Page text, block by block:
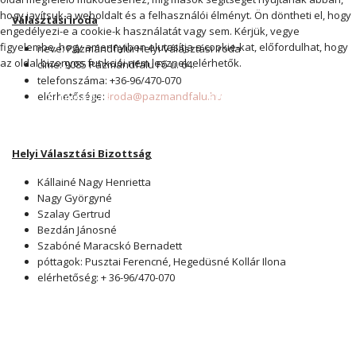
Választási iroda
neve: Pázmándfalui Helyi Választási Iroda
címe: 9085 Pázmándfalu Fő u. 64.
telefonszáma: +36-96/470-070
elérhetősége: iroda@pazmandfalu.hu
Helyi Választási Bizottság
Kállainé Nagy Henrietta
Nagy Györgyné
Szalay Gertrud
Bezdán Jánosné
Szabóné Maracskó Bernadett
póttagok: Pusztai Ferencné, Hegedüsné Kollár Ilona
elérhetőség: + 36-96/470-070
hogy javítsuk a weboldalt és a felhasználói élményt. Ön döntheti el, hogy
engedélyezi-e a cookie-k használatát vagy sem. Kérjük, vegye
figyelembe, hogy amennyiben elutasítja a cookie-kat, előfordulhat, hogy
az oldal bizonyos funkciói nem lesznek elérhetők.
Elfogadás Elutasítás